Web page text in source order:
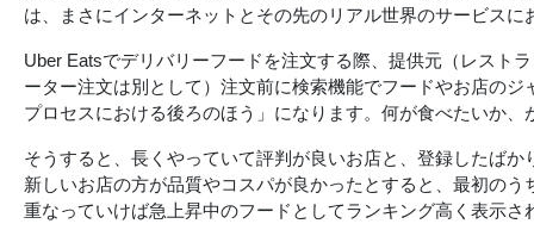
は、まさにインターネットとその先のリアル世界のサービス
Uber Eatsでデリバリーフードを注文する際、提供元（レスト
ーター注文は別として）注文前に検索機能でフードやお店の
プロセスにおける後ろのほう」になります。何が食べたいか、
そうすると、長くやっていて評判が良いお店と、登録したば
新しいお店の方が品質やコスパが良かったとすると、最初の
重なっていけば急上昇中のフードとしてランキング高く表示さ